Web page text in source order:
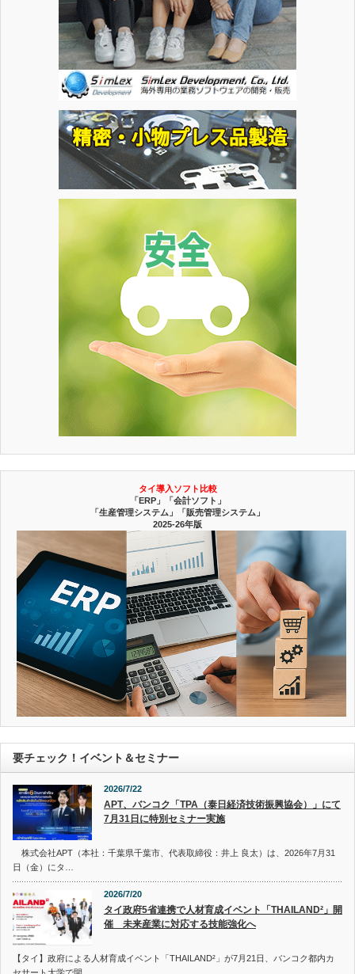
タイ導入ソフト比較
「ERP」「会計ソフト」
「生産管理システム」「販売管理システム」
2025-26年版
要チェック！イベント＆セミナー
2026/7/22
APT、バンコク「TPA（泰日経済技術振興協会）」にて
7月31日に特別セミナー実施
株式会社APT（本社：千葉県千葉市、代表取締役：井上 良太）は、2026年7月31
日（金）にタ…
2026/7/20
タイ政府5省連携で人材育成イベント「THAILAND²」開
催 未来産業に対応する技能強化へ
【タイ】政府による人材育成イベント「THAILAND²」が7月21日、バンコク都内カ